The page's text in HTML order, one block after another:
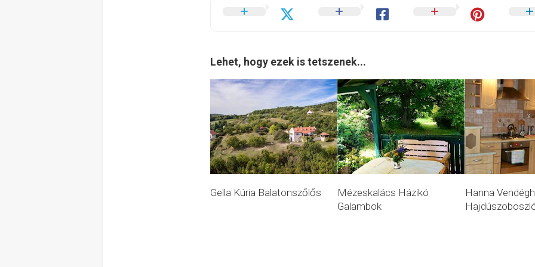
Lehet, hogy ezek is tetszenek...
Gella Kúria Balatonszőlős
Mézeskalács Házikó
Galambok
Hanna